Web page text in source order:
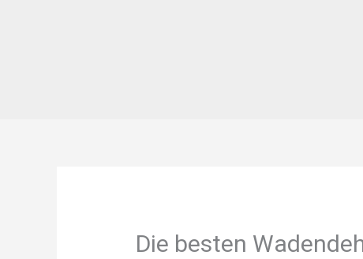
Die besten